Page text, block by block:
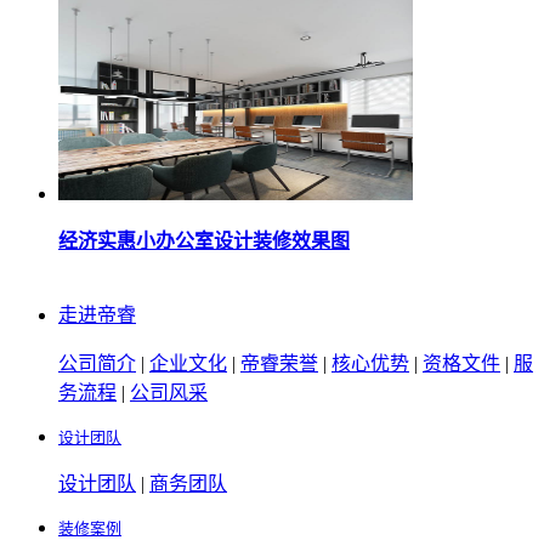
经济实惠小办公室设计装修效果图
走进帝睿
公司简介 | 企业文化 | 帝睿荣誉 | 核心优势 | 资格文件 | 服
务流程 | 公司风采
设计团队
设计团队 | 商务团队
装修案例